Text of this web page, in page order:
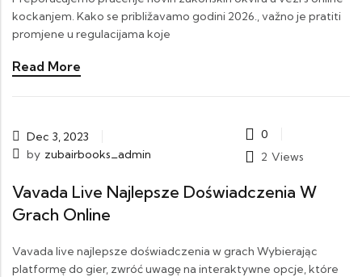
kockanjem. Kako se približavamo godini 2026., važno je pratiti
promjene u regulacijama koje
Read More
Dec 3, 2023
by zubairbooks_admin
0
2 Views
Vavada Live Najlepsze Doświadczenia W
Grach Online
Vavada live najlepsze doświadczenia w grach Wybierając
platformę do gier, zwróć uwagę na interaktywne opcje, które